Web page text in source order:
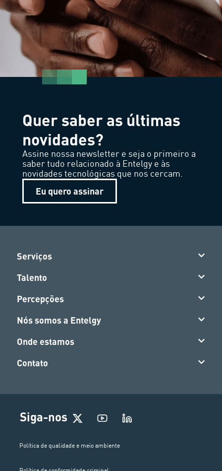
Quer saber as últimas
novidades?
Assine nossa newsletter e seja o primeiro a
saber tudo relacionado à Entelgy e às
novidades tecnológicas que nos cercam.
Eu quero assinar
Serviços
Talento
Percepções
Nós somos a Entelgy
Onde estamos
Contato
Siga-nos
Política de qualidade e meio ambiente